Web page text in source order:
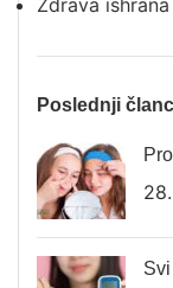
Zdrava ishrana
Poslednji